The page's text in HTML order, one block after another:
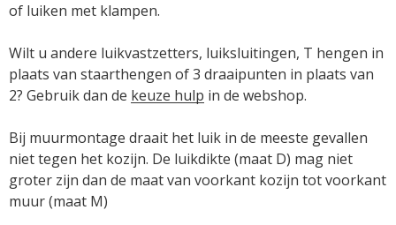
of luiken met klampen.
Wilt u andere luikvastzetters, luiksluitingen, T hengen in
plaats van staarthengen of 3 draaipunten in plaats van
2? Gebruik dan de keuze hulp in de webshop.
Bij muurmontage draait het luik in de meeste gevallen
niet tegen het kozijn. De luikdikte (maat D) mag niet
groter zijn dan de maat van voorkant kozijn tot voorkant
muur (maat M)